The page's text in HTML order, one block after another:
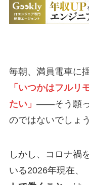
毎朝、満員電車に
「いつかはフルリ
たい」 ――そう願っ
のではないでしょう
しかし、コロナ禍
いる2026年現在、